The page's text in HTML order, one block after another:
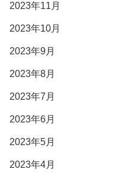
2023年11月
2023年10月
2023年9月
2023年8月
2023年7月
2023年6月
2023年5月
2023年4月